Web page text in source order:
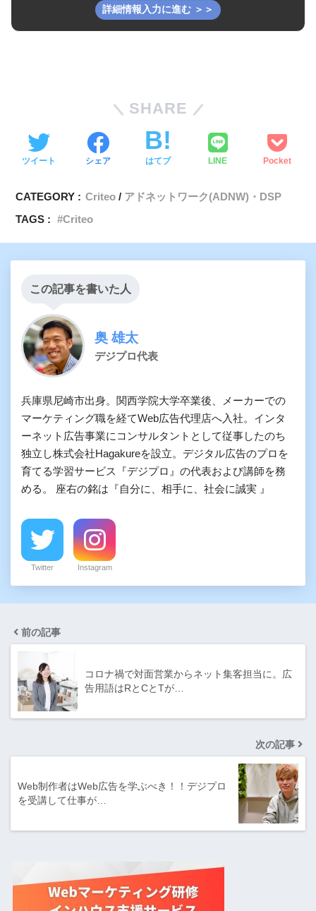
SHARE
ツイート シェア はてブ LINE Pocket
CATEGORY : Criteo
アドネットワーク(ADNW)・DSP
TAGS :
Criteo
この記事を書いた人
奥 雄太
デジプロ代表
兵庫県尼崎市出身。関西学院大学卒業後、メーカーでの
マーケティング職を経てWeb広告代理店へ入社。インタ
ーネット広告事業にコンサルタントとして従事したのち
独立し株式会社Hagakureを設立。デジタル広告のプロを
育てる学習サービス『デジプロ』の代表および講師を務
める。 座右の銘は『自分に、相手に、社会に誠実 』
Twitter Instagram
前の記事
コロナ禍で対面営業からネット集客担当に。広
告用語はRとCとTが…
次の記事
Web制作者はWeb広告を学ぶべき！！デジプロ
を受講して仕事が…